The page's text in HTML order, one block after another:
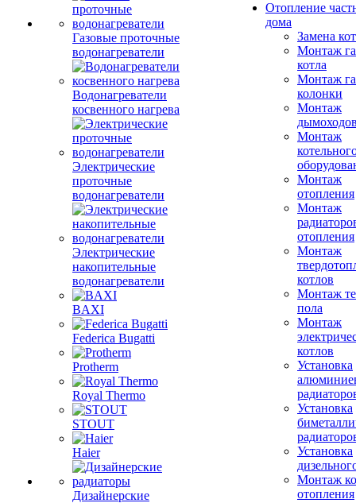
Газовые проточные
водонагреватели
Водонагреватели
косвенного нагрева
Электрические
проточные
водонагреватели
Электрические
накопительные
водонагреватели
BAXI
Federica Bugatti
Protherm
Royal Thermo
STOUT
Haier
Дизайнерские
Отопление
дома
Замена
Монтаж
котла
Монтаж
колонки
Монтаж
Монтаж
Монтаж
отопления
Монтаж
отопления
Монтаж
котлов
Монтаж
пола
Монтаж
котлов
Установка
Установка
Установка
Монтаж
отопления